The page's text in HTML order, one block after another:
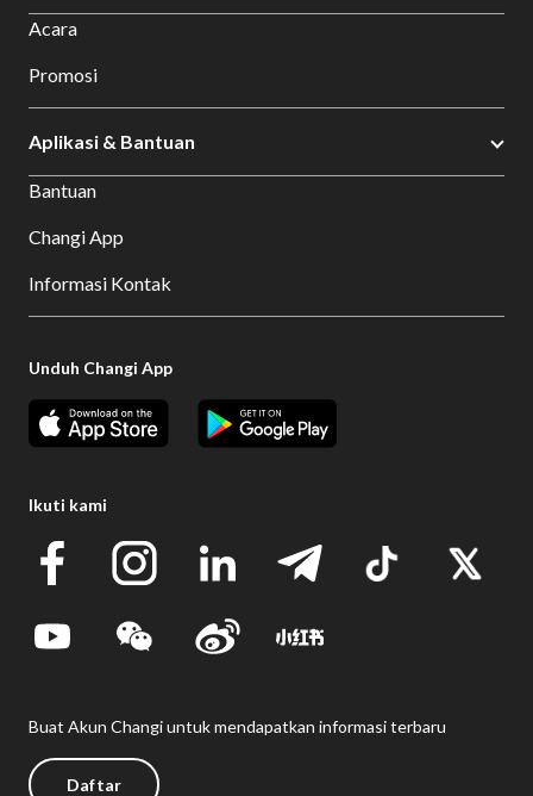
Acara
Promosi
Aplikasi & Bantuan
Bantuan
Changi App
Informasi Kontak
Unduh Changi App
Ikuti kami
Buat Akun Changi untuk mendapatkan informasi terbaru
Daftar